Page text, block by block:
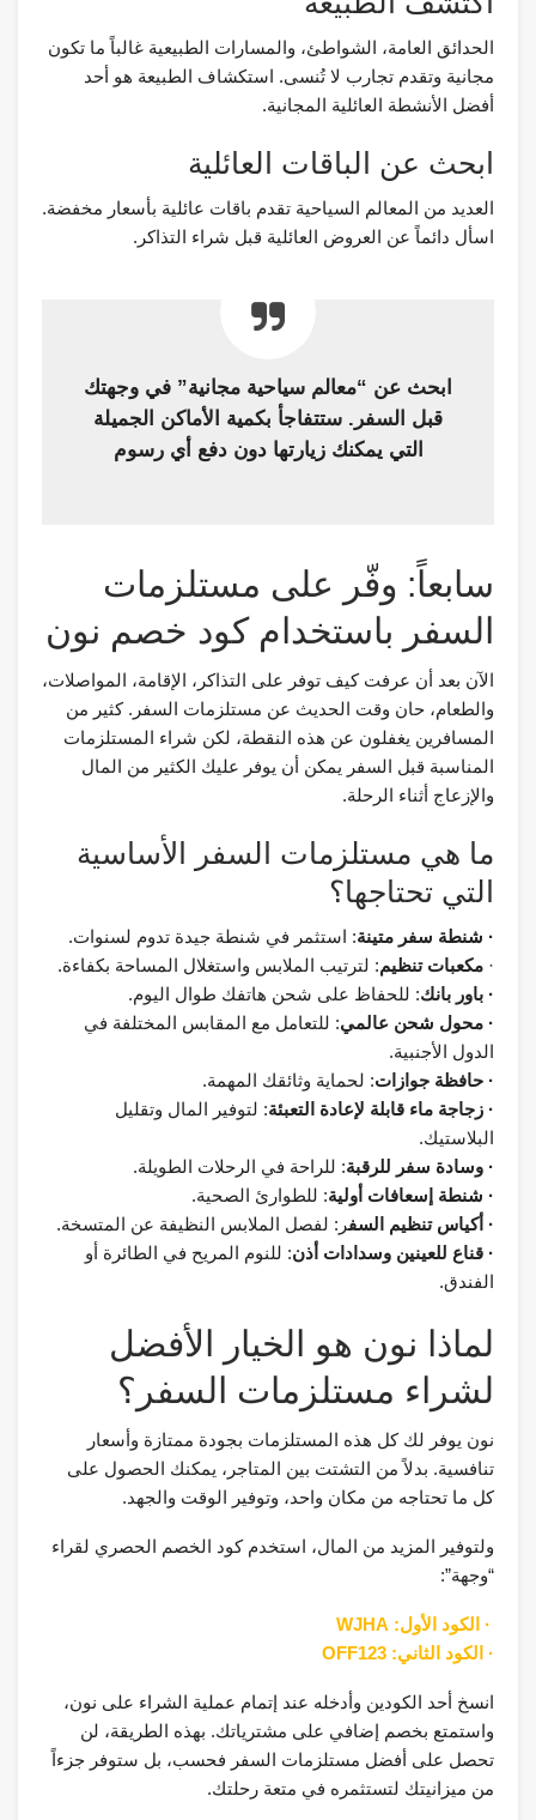
الحدائق العامة، الشواطئ، والمسارات الطبيعية غالباً ما تكون
مجانية وتقدم تجارب لا تُنسى. استكشاف الطبيعة هو أحد
أفضل الأنشطة العائلية المجانية.
ابحث عن الباقات العائلية
العديد من المعالم السياحية تقدم باقات عائلية بأسعار مخفضة.
اسأل دائماً عن العروض العائلية قبل شراء التذاكر.
ابحث عن “معالم سياحية مجانية” في وجهتك
قبل السفر. ستتفاجأ بكمية الأماكن الجميلة
التي يمكنك زيارتها دون دفع أي رسوم
سابعاً: وفّر على مستلزمات
السفر باستخدام كود خصم نون
الآن بعد أن عرفت كيف توفر على التذاكر، الإقامة، المواصلات،
والطعام، حان وقت الحديث عن مستلزمات السفر. كثير من
المسافرين يغفلون عن هذه النقطة، لكن شراء المستلزمات
المناسبة قبل السفر يمكن أن يوفر عليك الكثير من المال
والإزعاج أثناء الرحلة.
ما هي مستلزمات السفر الأساسية
التي تحتاجها؟
· شنطة سفر متينة: استثمر في شنطة جيدة تدوم لسنوات.
· مكعبات تنظيم: لترتيب الملابس واستغلال المساحة بكفاءة.
· باور بانك: للحفاظ على شحن هاتفك طوال اليوم.
· محول شحن عالمي: للتعامل مع المقابس المختلفة في
الدول الأجنبية.
· حافظة جوازات: لحماية وثائقك المهمة.
· زجاجة ماء قابلة لإعادة التعبئة: لتوفير المال وتقليل
البلاستيك.
· وسادة سفر للرقبة: للراحة في الرحلات الطويلة.
· شنطة إسعافات أولية: للطوارئ الصحية.
· أكياس تنظيم السفر: لفصل الملابس النظيفة عن المتسخة.
· قناع للعينين وسدادات أذن: للنوم المريح في الطائرة أو
الفندق.
لماذا نون هو الخيار الأفضل
لشراء مستلزمات السفر؟
نون يوفر لك كل هذه المستلزمات بجودة ممتازة وأسعار
تنافسية. بدلاً من التشتت بين المتاجر، يمكنك الحصول على
كل ما تحتاجه من مكان واحد، وتوفير الوقت والجهد.
ولتوفير المزيد من المال، استخدم كود الخصم الحصري لقراء
“وجهة”:
· الكود الأول: WJHA
· الكود الثاني: OFF123
انسخ أحد الكودين وأدخله عند إتمام عملية الشراء على نون،
واستمتع بخصم إضافي على مشترياتك. بهذه الطريقة، لن
تحصل على أفضل مستلزمات السفر فحسب، بل ستوفر جزءاً
من ميزانيتك لتستثمره في متعة رحلتك.